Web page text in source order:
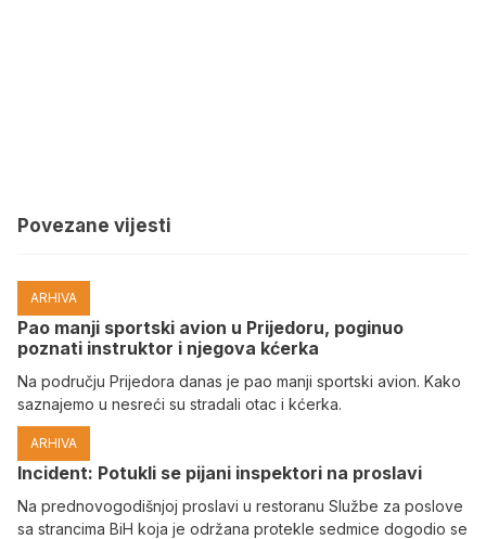
Povezane vijesti
ARHIVA
Pao manji sportski avion u Prijedoru, poginuo
poznati instruktor i njegova kćerka
Na području Prijedora danas je pao manji sportski avion. Kako
saznajemo u nesreći su stradali otac i kćerka.
ARHIVA
Incident: Potukli se pijani inspektori na proslavi
Na prednovogodišnjoj proslavi u restoranu Službe za poslove
sa strancima BiH koja je održana protekle sedmice dogodio se